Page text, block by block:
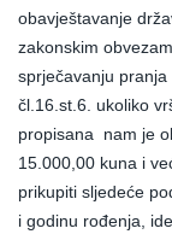
obavještavanje
zakonskim
sprječavanju
čl.16.st.6. ukoliko
propisana nam je
15.000,00 kuna i
prikupiti sljedeće
i godinu rođenja,